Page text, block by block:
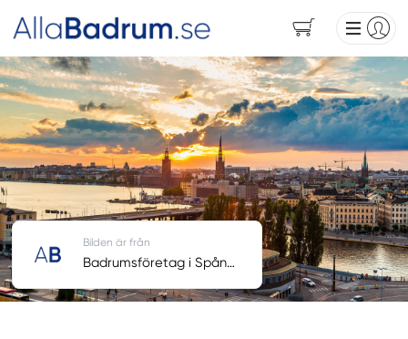
Bilden är från
Badrumsföretag i Spånga